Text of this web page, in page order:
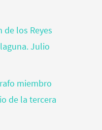
los Reyes
Julio
miembro
de la tercera